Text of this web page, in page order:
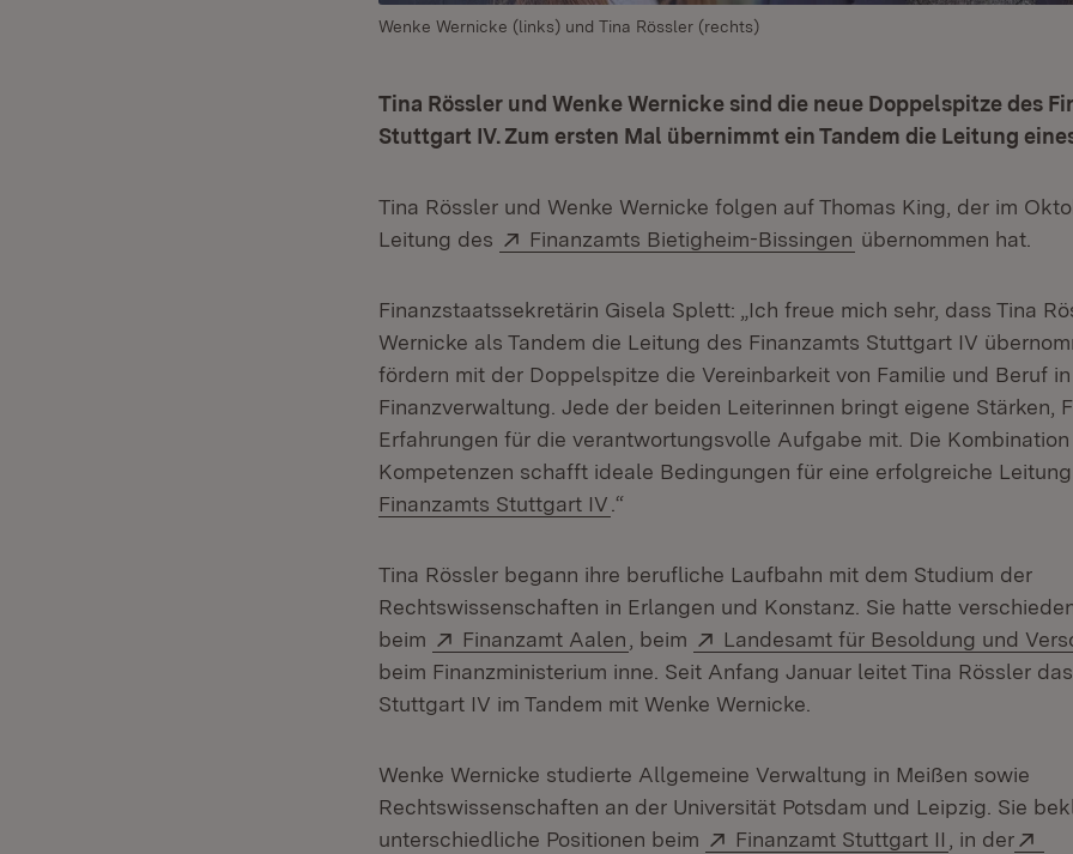
Wenke Wernicke (links) und Tina Rössler (rechts)
Tina Rössler und Wenke Wernicke sind die neue Doppelspitze des
Stuttgart IV. Zum ersten Mal übernimmt ein Tandem die Leitung
Tina Rössler und Wenke Wernicke folgen auf Thomas King, der im
Leitung des
Extern:
Finanzamts Bietigheim-Bissingen (Öffnet in neuem
übernommen hat.
Finanzstaatssekretärin Gisela Splett: „Ich freue mich sehr, dass Tina
Wernicke als Tandem die Leitung des Finanzamts Stuttgart IV
fördern mit der Doppelspitze die Vereinbarkeit von Familie und Beruf
Finanzverwaltung. Jede der beiden Leiterinnen bringt eigene Stärken,
Erfahrungen für die verantwortungsvolle Aufgabe mit. Die
Kompetenzen schafft ideale Bedingungen für eine erfolgreiche
Finanzamts Stuttgart IV (Öffnet in neuem Fenster)
.“
Tina Rössler begann ihre berufliche Laufbahn mit dem Studium der
Rechtswissenschaften in Erlangen und Konstanz. Sie hatte
beim
Extern:
Finanzamt Aalen (Öffnet in neuem Fenster)
, beim Extern:
Landesamt für Besoldung und
beim Finanzministerium inne. Seit Anfang Januar leitet Tina Rössler
Stuttgart IV im Tandem mit Wenke Wernicke.
Wenke Wernicke studierte Allgemeine Verwaltung in Meißen sowie
Rechtswissenschaften an der Universität Potsdam und Leipzig. Sie
unterschiedliche Positionen beim
Extern:
Finanzamt Stuttgart II (Öffnet in
, in der